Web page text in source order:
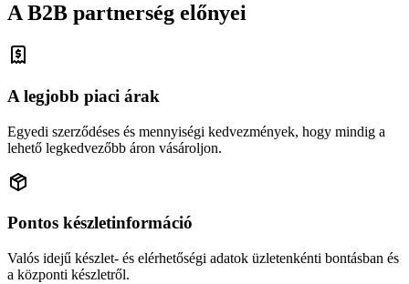
A B2B partnerség előnyei
A legjobb piaci árak
Egyedi szerződéses és mennyiségi kedvezmények, hogy mindig a
lehető legkedvezőbb áron vásároljon.
Pontos készletinformáció
Valós idejű készlet- és elérhetőségi adatok üzletenkénti bontásban és
a központi készletről.